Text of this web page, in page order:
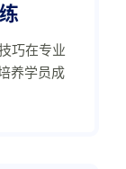
巧在专业
养学员成